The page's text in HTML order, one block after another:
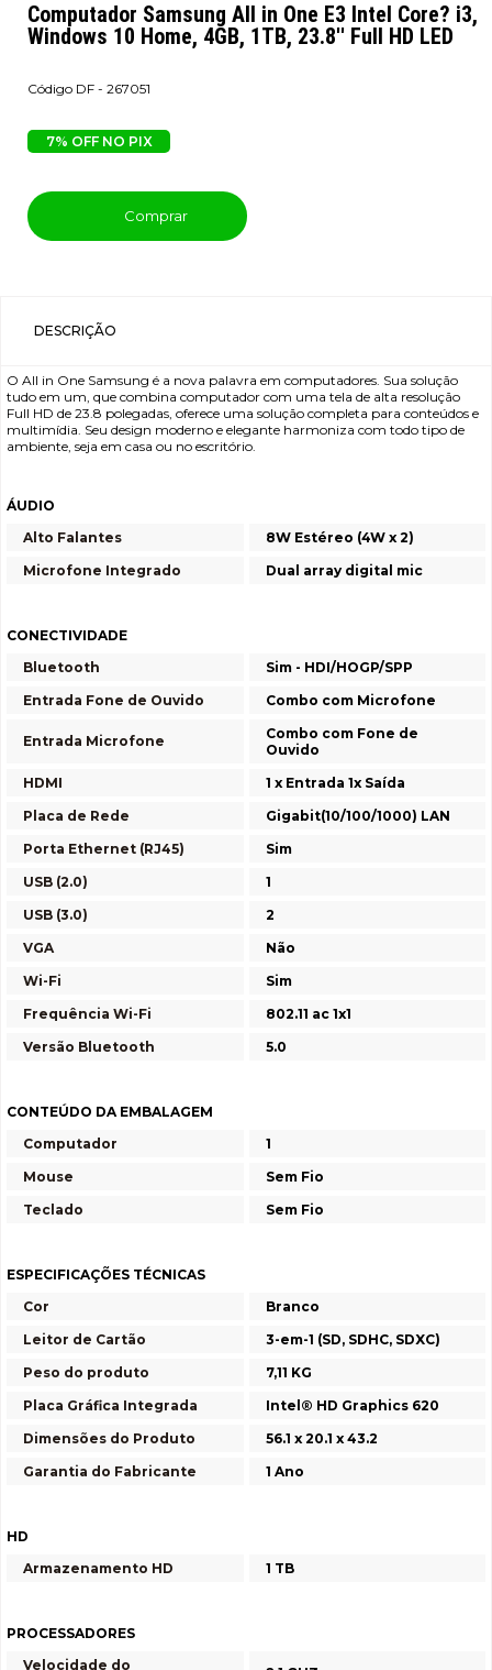
Computador Samsung All in One E3 Intel Core? i3,
Windows 10 Home, 4GB, 1TB, 23.8'' Full HD LED
DF - 267051
7% OFF NO PIX
Comprar
DESCRIÇÃO
O All in One Samsung é a nova palavra em computadores. Sua solução
tudo em um, que combina computador com uma tela de alta resolução
Full HD de 23.8 polegadas, oferece uma solução completa para conteúdos e
multimídia. Seu design moderno e elegante harmoniza com todo tipo de
ambiente, seja em casa ou no escritório.
ÁUDIO
Alto Falantes
8W Estéreo (4W x 2)
Microfone Integrado
Dual array digital mic
CONECTIVIDADE
Bluetooth
Sim - HDI/HOGP/SPP
Entrada Fone de Ouvido
Combo com Microfone
Entrada Microfone
Combo com Fone de
Ouvido
HDMI
1 x Entrada 1x Saída
Placa de Rede
Gigabit(10/100/1000) LAN
Porta Ethernet (RJ45)
Sim
USB (2.0)
1
USB (3.0)
2
VGA
Não
Wi-Fi
Sim
Frequência Wi-Fi
802.11 ac 1x1
Versão Bluetooth
5.0
CONTEÚDO DA EMBALAGEM
Computador
1
Mouse
Sem Fio
Teclado
Sem Fio
ESPECIFICAÇÕES TÉCNICAS
Cor
Branco
Leitor de Cartão
3-em-1 (SD, SDHC, SDXC)
Peso do produto
7,11 KG
Placa Gráfica Integrada
Intel® HD Graphics 620
Dimensões do Produto
56.1 x 20.1 x 43.2
Garantia do Fabricante
1 Ano
HD
Armazenamento HD
1 TB
PROCESSADORES
Velocidade do